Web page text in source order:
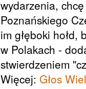
wydarzenia,
Poznańskiego
im głęboki
w Polakach -
stwierdzeniem
Więcej: Głos